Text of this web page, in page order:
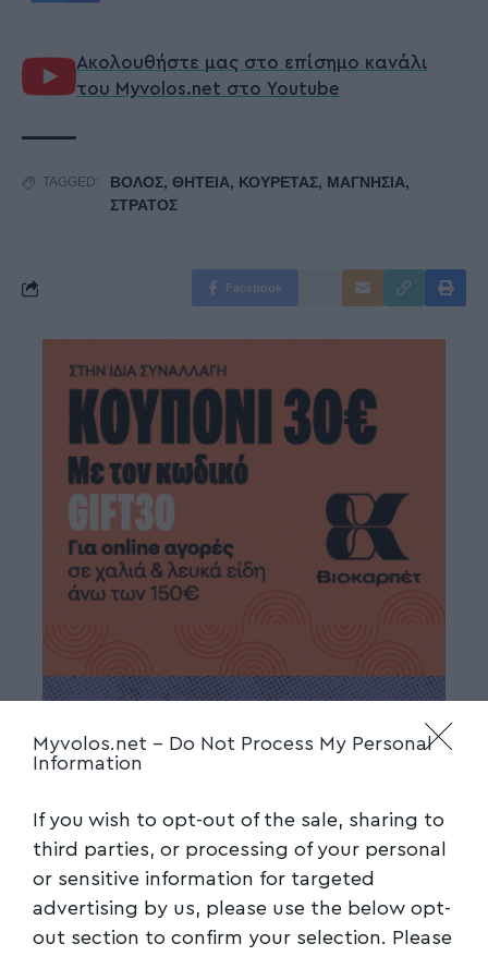
Myvolos.net - Do Not Process My Personal
Information
If you wish to opt-out of the sale, sharing to
third parties, or processing of your personal
or sensitive information for targeted
advertising by us, please use the below opt-
out section to confirm your selection. Please
Ακολουθήστε μας στο επίσημο κανάλι
του Myvolos.net στο Youtube
TAGGED: ΒΟΛΟΣ, ΘΗΤΕΙΑ, ΚΟΥΡΕΤΑΣ, ΜΑΓΝΗΣΙΑ,
ΣΤΡΑΤΟΣ
Facebook